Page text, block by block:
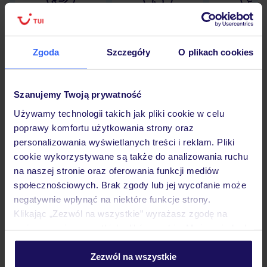
Zgoda Szczegóły O plikach cookies
Szanujemy Twoją prywatność
Używamy technologii takich jak pliki cookie w celu
poprawy komfortu użytkowania strony oraz
personalizowania wyświetlanych treści i reklam. Pliki
cookie wykorzystywane są także do analizowania ruchu
na naszej stronie oraz oferowania funkcji mediów
społecznościowych. Brak zgody lub jej wycofanie może
negatywnie wpłynąć na niektóre funkcje strony.
Klikając „Zezwól na wszystkie” wyrażasz zgodę na
personalizować swój wybór wchodząc w zakładkę
Zezwól na wszystkie
Lider niskich cen 30 lat w
Hotel
Pokoje
Wyżywienie
Atrakcje